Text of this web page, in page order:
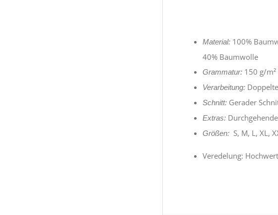
Material: 100%
40% Baumwolle
Grammatur: 150 g/m²
Verarbeitung:
Schnitt: Gerader
Extras:
Größen: S, M, L, XL,
Veredelung: